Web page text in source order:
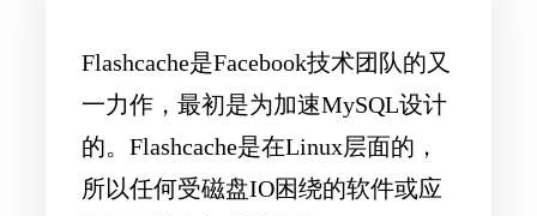
Flashcache是Facebook技术团队的又
一力作，最初是为加速MySQL设计
的。Flashcache是在Linux层面的，
所以任何受磁盘IO困绕的软件或应